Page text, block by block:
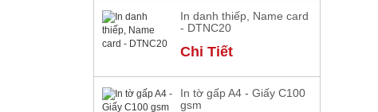
In danh thiếp, Name card
- DTNC20
Chi Tiết
In tờ gấp A4 - Giấy C100
gsm